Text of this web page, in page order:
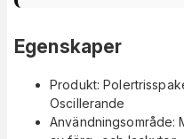
Egenskaper
Produkt:
Oscillerande
Användningsområde: